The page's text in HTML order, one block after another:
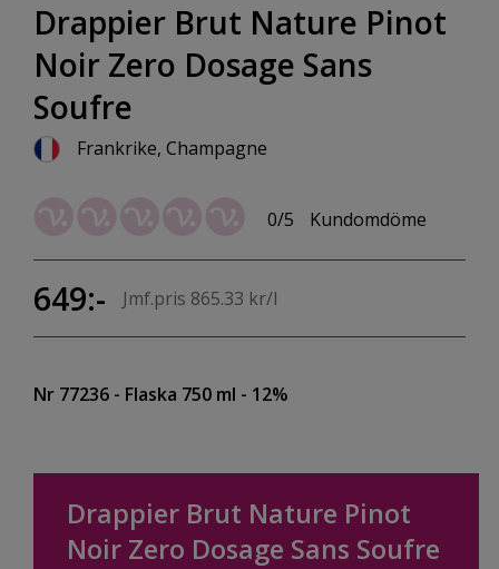
Drappier Brut Nature Pinot
Noir Zero Dosage Sans
Soufre
Frankrike, Champagne
0/5 Kundomdöme
649:- Jmf.pris 865.33 kr/l
Nr 77236 - Flaska 750 ml - 12%
Drappier Brut Nature Pinot
Noir Zero Dosage Sans Soufre